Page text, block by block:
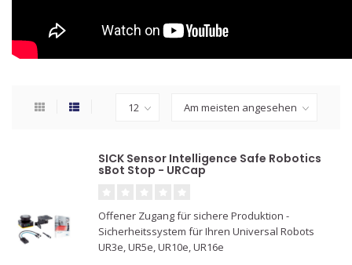
SICK Sensor Intelligence Safe Robotics
sBot Stop - URCap
Offener Zugang für sichere Produktion -
Sicherheitssystem für Ihren Universal Robots
UR3e, UR5e, UR10e, UR16e